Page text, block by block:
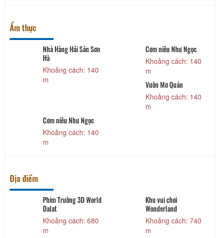
Ẩm thực
Nhà Hàng Hải Sản Sơn
Hà
Khoảng cách: 140
m
Cơm niêu Như Ngọc
Khoảng cách: 140
m
Vườn Mơ Quán
Khoảng cách: 140
m
Cơm niêu Như Ngọc
Khoảng cách: 140
m
Địa điểm
Phim Trường 3D World
Dalat
Khoảng cách: 680
m
Khu vui chơi
Wonderland
Khoảng cách: 740
m